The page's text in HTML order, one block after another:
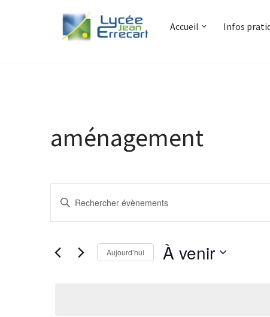
Accueil Infos
aménagement
Recherche
et
navigation
de
Saisir
Rechercher
Évènements
Aujourd’hui À venir